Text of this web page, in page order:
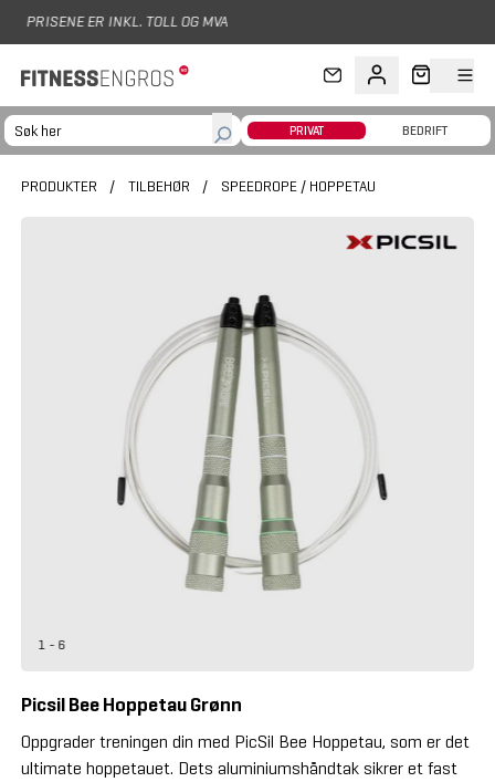
Hopp til hovedinnhold
MVA
PRIVAT BEDRIFT
PRODUKTER / TILBEHØR / SPEEDROPE / HOPPETAU
1 - 6
Picsil Bee Hoppetau Grønn
Oppgrader treningen din med PicSil Bee Hoppetau, som er det
ultimate hoppetauet. Dets aluminiumshåndtak sikrer et fast